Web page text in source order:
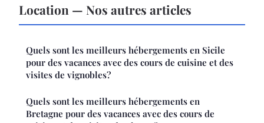
Location — Nos autres articles
Quels sont les meilleurs hébergements en Sicile
pour des vacances avec des cours de cuisine et des
visites de vignobles?
Quels sont les meilleurs hébergements en
Bretagne pour des vacances avec des cours de